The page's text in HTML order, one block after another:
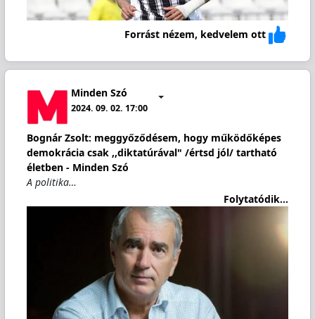
Forrást nézem, kedvelem ott
Minden Szó
2024. 09. 02. 17:00
Bognár Zsolt: meggyőződésem, hogy működőképes
demokrácia csak ,,diktatúrával" /értsd jól/ tartható
életben - Minden Szó
A politika…
Folytatódik...